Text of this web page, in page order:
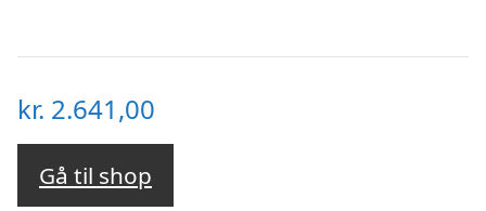
kr. 2.641,00
Gå til shop